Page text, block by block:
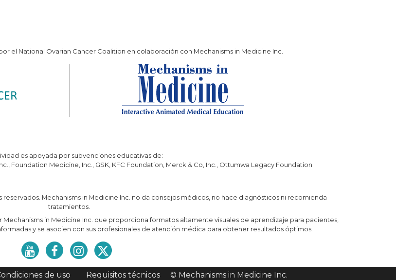
el National Ovarian Cancer Coalition en colaboración con Mechanisms in Medicine Inc.
es apoyada por subvenciones educativas de:
Foundation Medicine, Inc., GSK, KFC Foundation, Merck & Co, Inc., Ottumwa Legacy Foundation
Mechanisms in Medicine Inc. no da consejos médicos, no hace diagnósticos ni recomienda
tratamientos.
Mechanisms in Medicine Inc. que proporciona formatos altamente visuales de aprendizaje para pacientes,
y se asocien con sus profesionales de atención médica para obtener resultados óptimos.
de uso Requisitos técnicos © Mechanisms in Medicine Inc.